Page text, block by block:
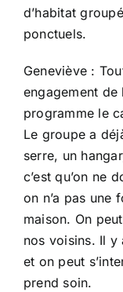
d’habitat
ponctuels.
Geneviève :
engagement de
programme le
Le groupe a
serre, un
c’est qu’on ne
on n’a pas une
maison. On
nos voisins. Il y
et on peut
prend soin.